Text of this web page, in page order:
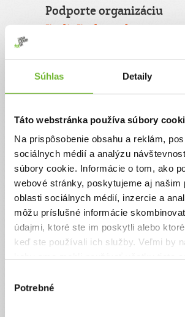
Súhlas Detaily
Táto webstránka používa súbory
Na prispôsobenie obsahu a reklám,
sociálnych médií a analýzu
súbory cookie. Informácie o tom, ako
webové stránky, poskytujeme aj našim
oblasti sociálnych médií, inzercie a
môžu príslušné informácie
údajmi, ktoré ste im poskytli alebo
keď ste používali ich služby. Veľmi by
súhlasu
Potrebné
Podporte organizáciu
ĽudiaĽudom.sk
Jednorazový
Celková suma
0 €
Zadajte svoje údaje
Už máte vytvorený svoj účet?